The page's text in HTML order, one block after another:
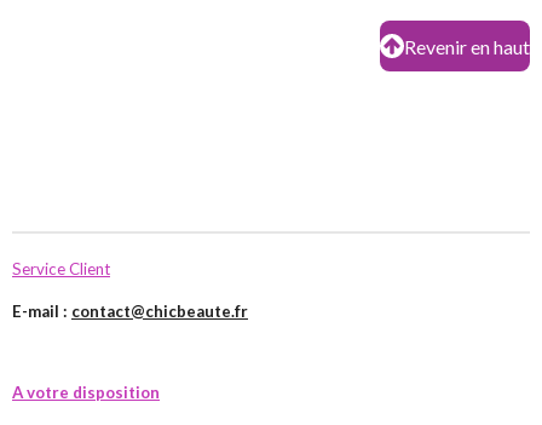
Revenir en haut
Service Client
E-mail : contact@chicbeaute.fr
A votre disposition